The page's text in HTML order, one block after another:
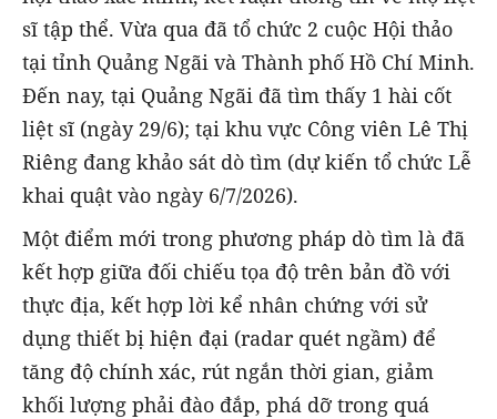
sĩ tập thể. Vừa qua đã tổ chức 2 cuộc Hội thảo
tại tỉnh Quảng Ngãi và Thành phố Hồ Chí Minh.
Đến nay, tại Quảng Ngãi đã tìm thấy 1 hài cốt
liệt sĩ (ngày 29/6); tại khu vực Công viên Lê Thị
Riêng đang khảo sát dò tìm (dự kiến tổ chức Lễ
khai quật vào ngày 6/7/2026).
Một điểm mới trong phương pháp dò tìm là đã
kết hợp giữa đối chiếu tọa độ trên bản đồ với
thực địa, kết hợp lời kể nhân chứng với sử
dụng thiết bị hiện đại (radar quét ngầm) để
tăng độ chính xác, rút ngắn thời gian, giảm
khối lượng phải đào đắp, phá dỡ trong quá